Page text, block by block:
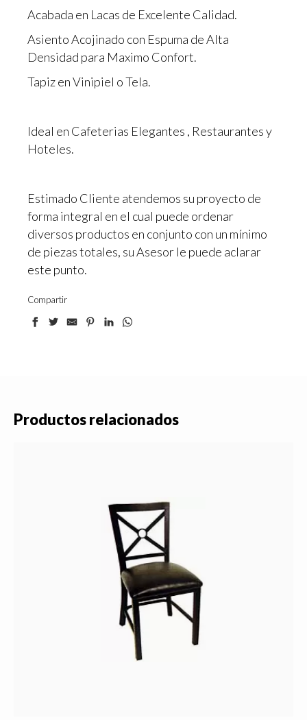
Acabada en Lacas de Excelente Calidad.
Asiento Acojinado con Espuma de Alta
Densidad para Maximo Confort.
Tapiz en Vinipiel o Tela.
Ideal en Cafeterias Elegantes , Restaurantes y
Hoteles.
Estimado Cliente atendemos su proyecto de
forma integral en el cual puede ordenar
diversos productos en conjunto con un mínimo
de piezas totales, su Asesor le puede aclarar
este punto.
Compartir
Productos relacionados